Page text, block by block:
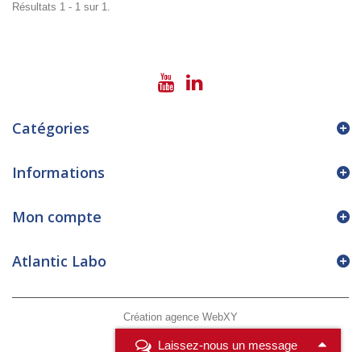
Laissez-nous un message
Résultats 1 - 1 sur 1.
Catégories
Informations
Création agence WebXY
Mon compte
Atlantic Labo